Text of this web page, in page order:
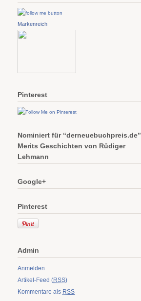
Markenreich
Pinterest
Nominiert für “derneuebuchpreis.de”
Merits Geschichten von Rüdiger
Lehmann
Google+
Pinterest
Admin
Anmelden
Artikel-Feed (RSS)
Kommentare als RSS